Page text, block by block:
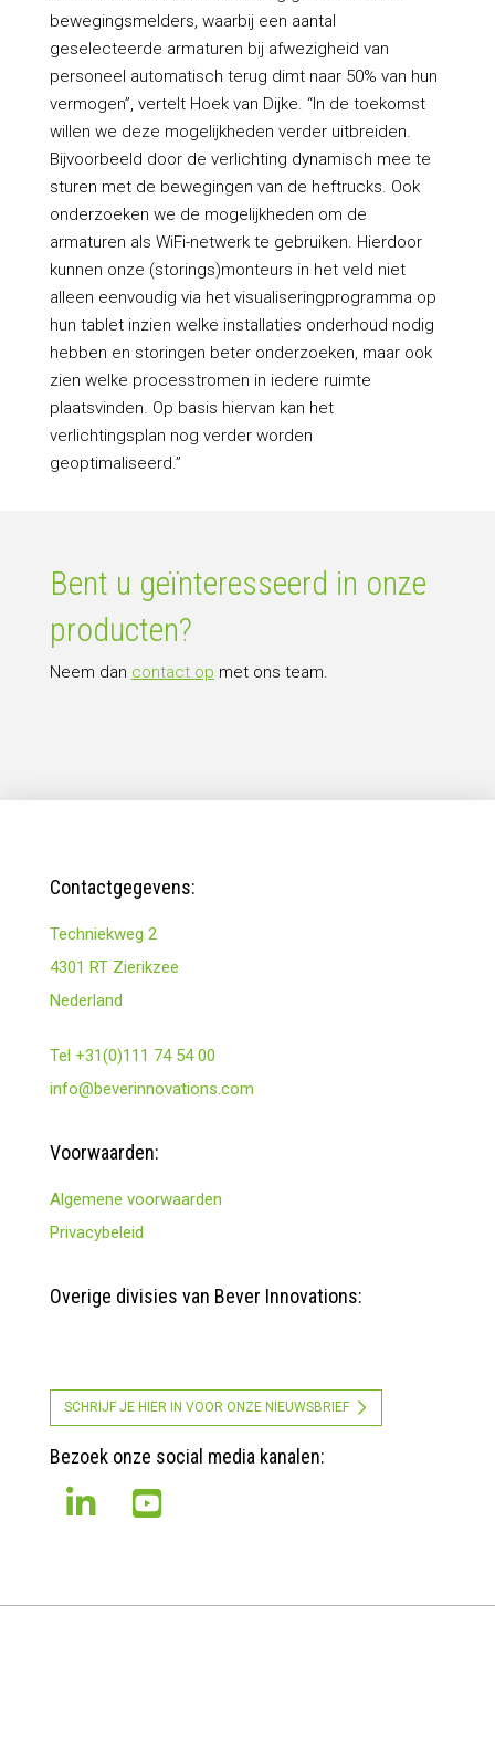
bewegingsmelders, waarbij een aantal
geselecteerde armaturen bij afwezigheid van
personeel automatisch terug dimt naar 50% van hun
vermogen”, vertelt Hoek van Dijke. “In de toekomst
willen we deze mogelijkheden verder uitbreiden.
Bijvoorbeeld door de verlichting dynamisch mee te
sturen met de bewegingen van de heftrucks. Ook
onderzoeken we de mogelijkheden om de
armaturen als WiFi-netwerk te gebruiken. Hierdoor
kunnen onze (storings)monteurs in het veld niet
alleen eenvoudig via het visualiseringprogramma op
hun tablet inzien welke installaties onderhoud nodig
hebben en storingen beter onderzoeken, maar ook
zien welke processtromen in iedere ruimte
plaatsvinden. Op basis hiervan kan het
verlichtingsplan nog verder worden
geoptimaliseerd.”
Bent u geïnteresseerd in onze
producten?
Neem dan contact op met ons team.
Contactgegevens:
Techniekweg 2
4301 RT Zierikzee
Nederland
Tel +31(0)111 74 54 00
info@beverinnovations.com
Voorwaarden:
Algemene voorwaarden
Privacybeleid
Overige divisies van Bever Innovations:
SCHRIJF JE HIER IN VOOR ONZE NIEUWSBRIEF
Bezoek onze social media kanalen: